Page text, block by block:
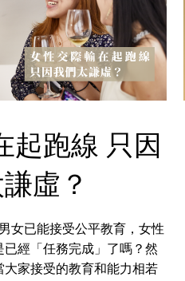
起跑線 只因
虛？
女已能接受公平教育，女性
經「任務完成」了嗎？然
家接受的教育和能力相若